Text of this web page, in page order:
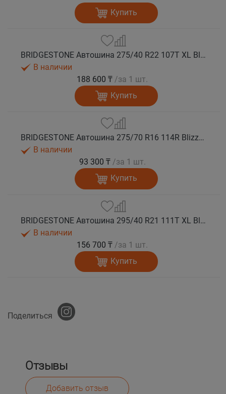
Купить
BRIDGESTONE Автошина 275/40 R22 107T XL Blizzak DM-V3 зима
В наличии
188 600 ₸ /за 1 шт.
Купить
BRIDGESTONE Автошина 275/70 R16 114R Blizzak DM-V3 зима
В наличии
93 300 ₸ /за 1 шт.
Купить
BRIDGESTONE Автошина 295/40 R21 111T XL Blizzak DM-V3 зима
В наличии
156 700 ₸ /за 1 шт.
Купить
Поделиться
Отзывы
Добавить отзыв